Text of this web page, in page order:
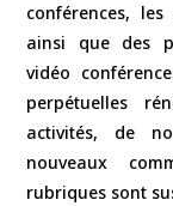
conférences,
ainsi que des
vidéo
perpétuelles
activités, de
nouveaux
rubriques sont